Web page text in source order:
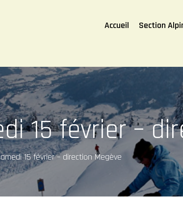
Accueil Section
15 février –
15 février – direction Megève